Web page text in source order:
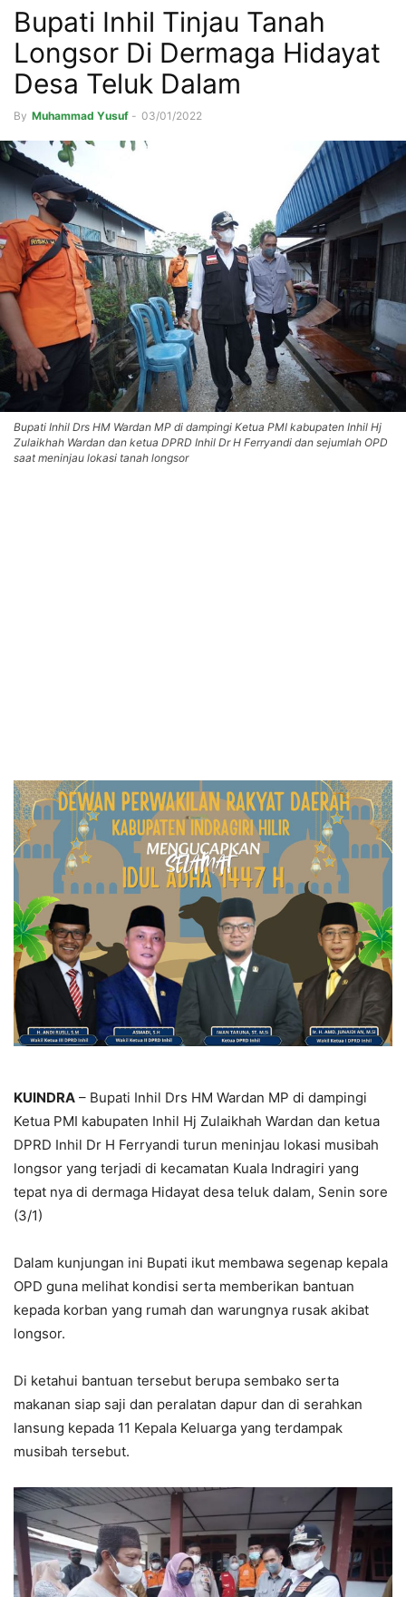
Bupati Inhil Tinjau Tanah
Longsor Di Dermaga Hidayat
Desa Teluk Dalam
By Muhammad Yusuf - 03/01/2022
Bupati Inhil Drs HM Wardan MP di dampingi Ketua PMI kabupaten Inhil Hj
Zulaikhah Wardan dan ketua DPRD Inhil Dr H Ferryandi dan sejumlah OPD
saat meninjau lokasi tanah longsor
KUINDRA – Bupati Inhil Drs HM Wardan MP di dampingi
Ketua PMI kabupaten Inhil Hj Zulaikhah Wardan dan ketua
DPRD Inhil Dr H Ferryandi turun meninjau lokasi musibah
longsor yang terjadi di kecamatan Kuala Indragiri yang
tepat nya di dermaga Hidayat desa teluk dalam, Senin sore
(3/1)
Dalam kunjungan ini Bupati ikut membawa segenap kepala
OPD guna melihat kondisi serta memberikan bantuan
kepada korban yang rumah dan warungnya rusak akibat
longsor.
Di ketahui bantuan tersebut berupa sembako serta
makanan siap saji dan peralatan dapur dan di serahkan
lansung kepada 11 Kepala Keluarga yang terdampak
musibah tersebut.